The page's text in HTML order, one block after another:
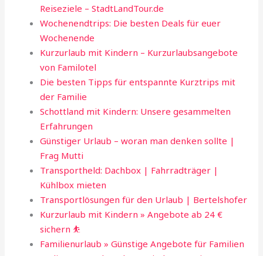
Reiseziele – StadtLandTour.de
Wochenendtrips: Die besten Deals für euer
Wochenende
Kurzurlaub mit Kindern – Kurzurlaubsangebote
von Familotel
Die besten Tipps für entspannte Kurztrips mit
der Familie
Schottland mit Kindern: Unsere gesammelten
Erfahrungen
Günstiger Urlaub – woran man denken sollte |
Frag Mutti
Transportheld: Dachbox | Fahrradträger |
Kühlbox mieten
Transportlösungen für den Urlaub | Bertelshofer
Kurzurlaub mit Kindern » Angebote ab 24 €
sichern ⛹
Familienurlaub » Günstige Angebote für Familien